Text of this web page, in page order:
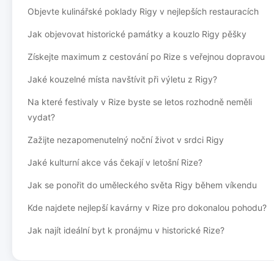
Objevte kulinářské poklady Rigy v nejlepších restauracích
Jak objevovat historické památky a kouzlo Rigy pěšky
Získejte maximum z cestování po Rize s veřejnou dopravou
Jaké kouzelné místa navštívit při výletu z Rigy?
Na které festivaly v Rize byste se letos rozhodně neměli
vydat?
Zažijte nezapomenutelný noční život v srdci Rigy
Jaké kulturní akce vás čekají v letošní Rize?
Jak se ponořit do uměleckého světa Rigy během víkendu
Kde najdete nejlepší kavárny v Rize pro dokonalou pohodu?
Jak najít ideální byt k pronájmu v historické Rize?